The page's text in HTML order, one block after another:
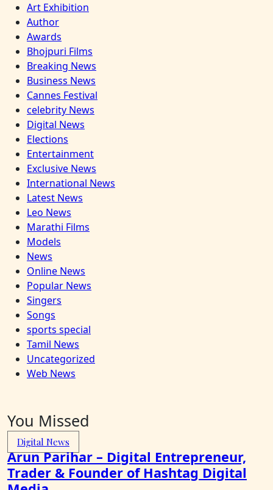
Art Exhibition
Author
Awards
Bhojpuri Films
Breaking News
Business News
Cannes Festival
celebrity News
Digital News
Elections
Entertainment
Exclusive News
International News
Latest News
Leo News
Marathi Films
Models
News
Online News
Popular News
Singers
Songs
sports special
Tamil News
Uncategorized
Web News
You Missed
Digital News
Arun Parihar – Digital Entrepreneur,
Trader & Founder of Hashtag Digital